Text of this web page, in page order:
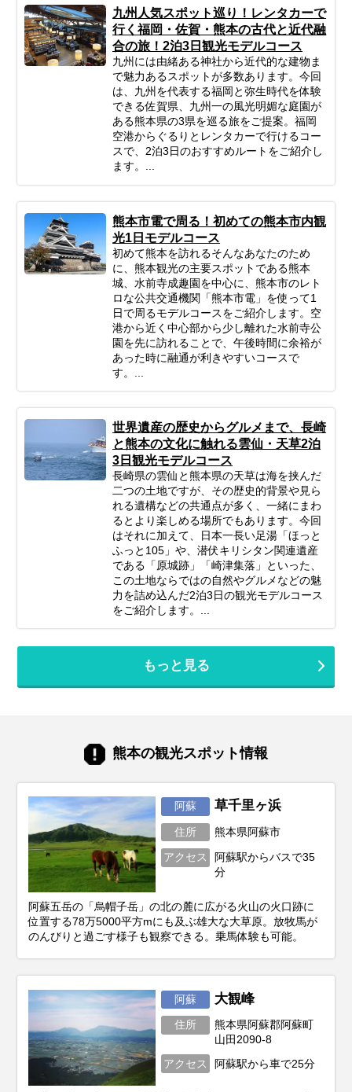
九州人気スポット巡り！レンタカーで
行く福岡・佐賀・熊本の古代と近代融
合の旅！2泊3日観光モデルコース
九州には由緒ある神社から近代的な建物ま
で魅力あるスポットが多数あります。今回
は、九州を代表する福岡と弥生時代を体験
できる佐賀県、九州一の風光明媚な庭園が
ある熊本県の3県を巡る旅をご提案。福岡
空港からぐるりとレンタカーで行けるコー
スで、2泊3日のおすすめルートをご紹介し
ます。...
熊本市電で周る！初めての熊本市内観
光1日モデルコース
初めて熊本を訪れるそんなあなたのため
に、熊本観光の主要スポットである熊本
城、水前寺成趣園を中心に、熊本市のレト
ロな公共交通機関「熊本市電」を使って1
日で周るモデルコースをご紹介します。空
港から近く中心部から少し離れた水前寺公
園を先に訪れることで、午後時間に余裕が
あった時に融通が利きやすいコースで
す。...
世界遺産の歴史からグルメまで、長崎
と熊本の文化に触れる雲仙・天草2泊
3日観光モデルコース
長崎県の雲仙と熊本県の天草は海を挟んだ
二つの土地ですが、その歴史的背景や見ら
れる遺構などの共通点が多く、一緒にまわ
るとより楽しめる場所でもあります。今回
はそれに加えて、日本一長い足湯「ほっと
ふっと105」や、潜伏キリシタン関連遺産
である「原城跡」「崎津集落」といった、
この土地ならではの自然やグルメなどの魅
力を詰め込んだ2泊3日の観光モデルコース
をご紹介します。...
もっと見る
熊本の観光スポット情報
阿蘇 草千里ヶ浜
住所 熊本県阿蘇市
アクセス
阿蘇駅からバスで35
分
阿蘇五岳の「烏帽子岳」の北の麓に広がる火山の火口跡に
位置する78万5000平方mにも及ぶ雄大な大草原。放牧馬が
のんびりと過ごす様子も観察できる。乗馬体験も可能。
阿蘇 大観峰
住所
熊本県阿蘇郡阿蘇町
山田2090-8
アクセス
阿蘇駅から車で25分